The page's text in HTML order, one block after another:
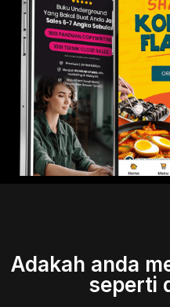
Adakah anda
seperti